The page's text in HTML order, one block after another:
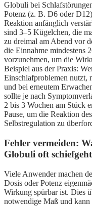
Globuli bei
Potenz (z. B. D6 oder
Reaktion anfänglich
sind 3–5 Kügelchen, die
zu dreimal am Abend vor
die Einnahme mindestens
vorzunehmen, um die
Beispiel aus der Praxis:
Einschlafproblemen nutzt,
und bei erneutem
sollte je nach
2 bis 3 Wochen am Stück
Pause, um die Reaktion
Selbstregulation zu
Fehler vermeiden:
Globuli oft schiefgeht
Viele Anwender machen
Dosis oder Potenz
Wirkung spürbar ist. Dies
notwendige Maß und